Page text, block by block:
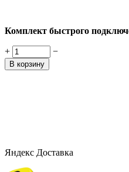
Комплект быстрого
+ −
В корзину
Яндекс Доставка